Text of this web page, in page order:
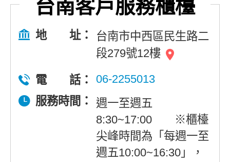
台南客戶服務櫃檯
地 址：
台南市中西區民生路二
段279號12樓
電 話：
06-2255013
服務時間：
週一至週五
8:30~17:00 ※櫃檯
尖峰時間為「每週一至
週五10:00~16:30」，